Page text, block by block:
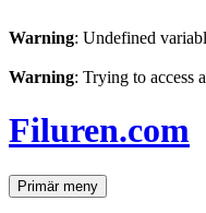
Warning: Undefined
Warning: Trying to access
till
innehåll
Filuren.com
SökPrimär meny